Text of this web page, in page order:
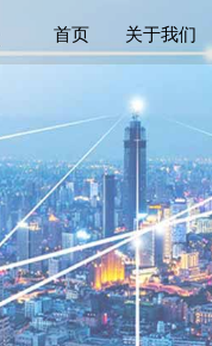
首页 关于我们